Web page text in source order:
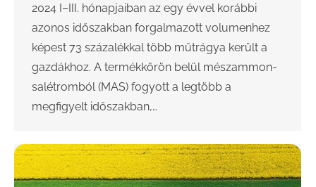
2024 I–III. hónapjaiban az egy évvel korábbi
azonos időszakban forgalmazott volumenhez
képest 73 százalékkal több műtrágya került a
gazdákhoz. A termékkörön belül mészammon-
salétromból (MAS) fogyott a legtöbb a
megfigyelt időszakban,…